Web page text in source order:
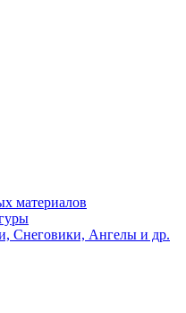
материалов
Снеговики, Ангелы и др.